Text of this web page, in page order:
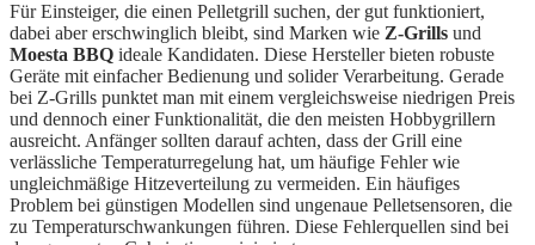
Für Einsteiger, die einen Pelletgrill suchen, der gut funktioniert,
dabei aber erschwinglich bleibt, sind Marken wie Z-Grills und
Moesta BBQ ideale Kandidaten. Diese Hersteller bieten robuste
Geräte mit einfacher Bedienung und solider Verarbeitung. Gerade
bei Z-Grills punktet man mit einem vergleichsweise niedrigen Preis
und dennoch einer Funktionalität, die den meisten Hobbygrillern
ausreicht. Anfänger sollten darauf achten, dass der Grill eine
verlässliche Temperaturregelung hat, um häufige Fehler wie
ungleichmäßige Hitzeverteilung zu vermeiden. Ein häufiges
Problem bei günstigen Modellen sind ungenaue Pelletsensoren, die
zu Temperaturschwankungen führen. Diese Fehlerquellen sind bei